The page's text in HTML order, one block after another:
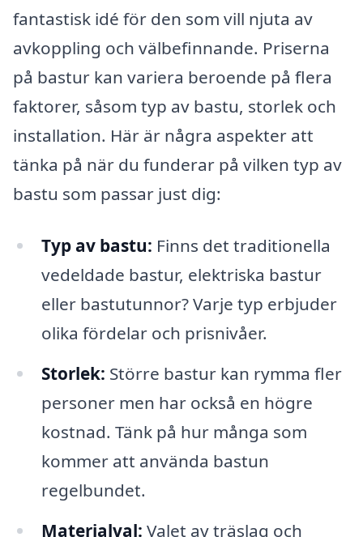
fantastisk idé för den som vill njuta av
avkoppling och välbefinnande. Priserna
på bastur kan variera beroende på flera
faktorer, såsom typ av bastu, storlek och
installation. Här är några aspekter att
tänka på när du funderar på vilken typ av
bastu som passar just dig:
Typ av bastu: Finns det traditionella
vedeldade bastur, elektriska bastur
eller bastutunnor? Varje typ erbjuder
olika fördelar och prisnivåer.
Storlek: Större bastur kan rymma fler
personer men har också en högre
kostnad. Tänk på hur många som
kommer att använda bastun
regelbundet.
Materialval: Valet av träslag och